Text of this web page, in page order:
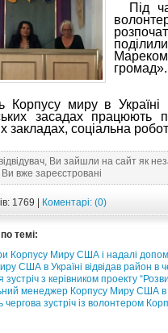
Під
громад».
Корпусу миру в
засадах працюють
закладах, соціальна
Ви зайшли на сайт як
вже зареєстровані
1769 | Коментарі: (0)
темі:
Корпусу Миру США і надалі
США в Україні відвідав район в
зустріч з керівником проекту
менеджер Корпусу Миру США в
чергова зустріч із волонтером